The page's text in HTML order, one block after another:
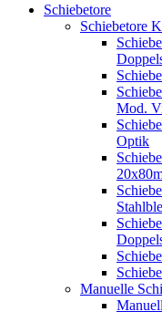
Schiebetore
Schiebetore
Mod.
Optik
Manuelle